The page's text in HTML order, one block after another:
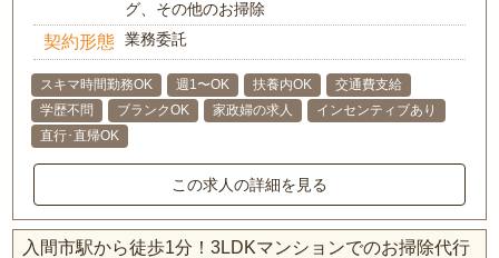
グ、その他のお掃除
契約形態 業務委託
スキマ時間勤務OK 週1〜OK 扶養内OK
交通費支給
学歴不問
ブランクOK 家政婦の求人
インセンティブあり
直行･直帰OK
この求人の詳細を見る
入間市駅から徒歩1分！3LDKマンションでのお掃除代行